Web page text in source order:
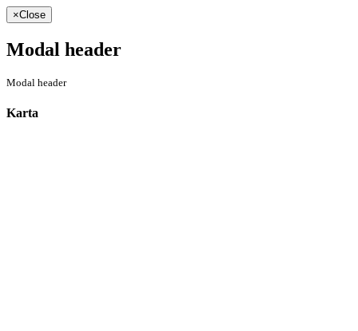
×Close
Modal header
Modal header
Karta